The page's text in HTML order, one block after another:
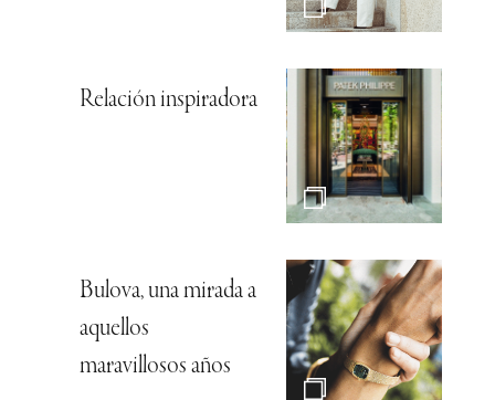
Relación inspiradora
Bulova, una mirada a
aquellos
maravillosos años